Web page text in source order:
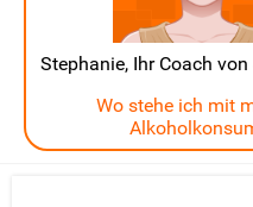
Stephanie, Ihr Coach
Wo stehe ich mit